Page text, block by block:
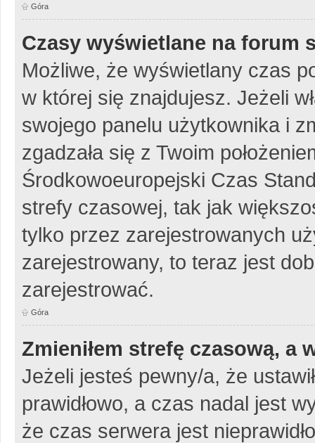
Góra
Czasy wyświetlane na forum
Możliwe, że wyświetlany czas
w której się znajdujesz. Jeżeli
swojego panelu użytkownika i
zgadzała się z Twoim
Środkowoeuropejski Czas
strefy czasowej, tak jak
tylko przez zarejestrowanych
zarejestrowany, to teraz jest
zarejestrować.
Góra
Zmieniłem strefę czasową, a
Jeżeli jesteś pewny/a, że
prawidłowo, a czas nadal jest
że czas serwera jest